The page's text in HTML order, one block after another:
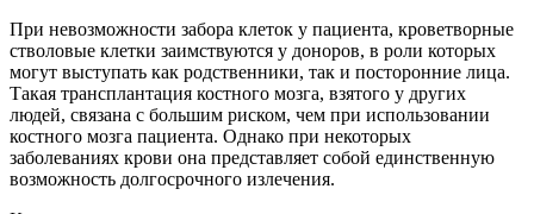
При невозможности забора клеток у пациента, кроветворные
стволовые клетки заимствуются у доноров, в роли которых
могут выступать как родственники, так и посторонние лица.
Такая трансплантация костного мозга, взятого у других
людей, связана с большим риском, чем при использовании
костного мозга пациента. Однако при некоторых
заболеваниях крови она представляет собой единственную
возможность долгосрочного излечения.